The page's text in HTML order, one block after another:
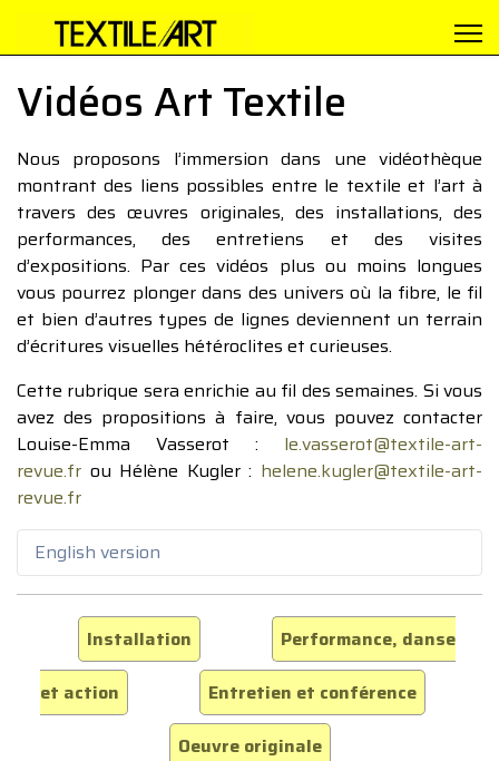
Vidéos Art Textile
Nous proposons l’immersion dans une vidéothèque
montrant des liens possibles entre le textile et l’art à
travers des œuvres originales, des installations, des
performances, des entretiens et des visites
d’expositions. Par ces vidéos plus ou moins longues
vous pourrez plonger dans des univers où la fibre, le fil
et bien d’autres types de lignes deviennent un terrain
d’écritures visuelles hétéroclites et curieuses.
Cette rubrique sera enrichie au fil des semaines. Si vous
avez des propositions à faire, vous pouvez contacter
Louise-Emma Vasserot : le.vasserot@textile-art-
revue.fr ou Hélène Kugler : helene.kugler@textile-art-
revue.fr
English version
Installation
Performance, danse
et action
Entretien et conférence
Oeuvre originale